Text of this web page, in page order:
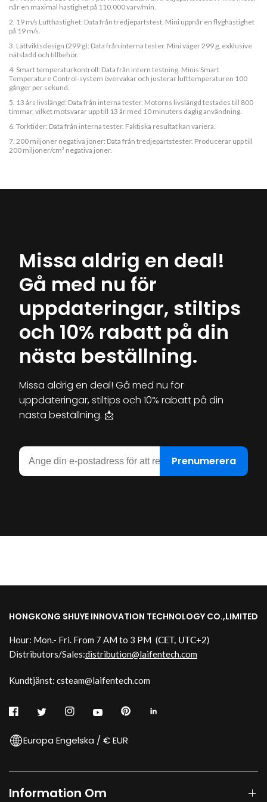
når en maximal hastighet på 110.000 varv/min.
2. 19 m/s Lufthastighet: Data från tredjepartstest. Mini uppnår en flyghastighet
på 19 m/s.
3. Lättviktsdesign (299 g): Data från interna tester. Mini väger 299 g, exklusive
nätsladd och tillbehör.
4. Smart temperaturkontroll: Data från intern testning. Minis Smart
Temperature Control-system övervakar och justerar lufttemperaturen 100
gånger per sekund.
5. 13 års livslängd: Data från interna tester. Motorns livslängd testades till 800
timmar, vilket motsvarar upp till 13 år med 10 minuters daglig användning.
6. Torktider: Data från interna tester. Faktiska resultat kan variera.
7. 200 miljoner negativa joner: Data från tredjepartstester. Producerar upp till
200 miljoner/cm³ negativa joner.
Missa aldrig en deal!
Gå med nu för
uppdateringar, stiltips
och 10% rabatt på din
nästa beställning.
Missa aldrig en deal! Gå med nu för
uppdateringar, stiltips och 10% rabatt på din
nästa beställning. 📩
E-post
Prenumerera
HONGKONG SHUYE INNOVATION TECHNOLOGY CO.,LIMITED
Hour: Mon.- Fri. From 7 AM to 3 PM (CET, UTC+2)
Distributors/Sales:distribution@laifentech.com
Kundtjänst: csteam@laifentech.com
Europa Engelska / € EUR
Information Om